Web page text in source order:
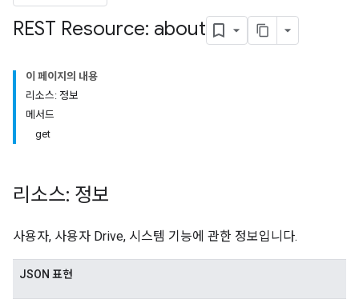
REST Resource: about
이 페이지의 내용
리소스: 정보
메서드
get
리소스: 정보
사용자, 사용자 Drive, 시스템 기능에 관한 정보입니다.
JSON 표현